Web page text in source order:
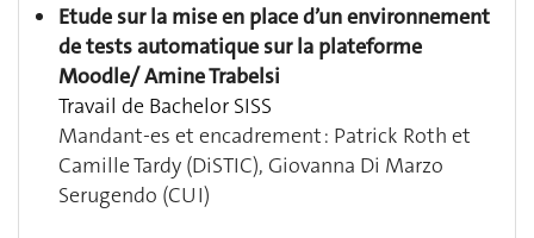
Etude sur la mise en place d’un environnement
de tests automatique sur la plateforme
Moodle/ Amine Trabelsi
Travail de Bachelor SISS
Mandant-es et encadrement : Patrick Roth et
Camille Tardy (DiSTIC), Giovanna Di Marzo
Serugendo (CUI)